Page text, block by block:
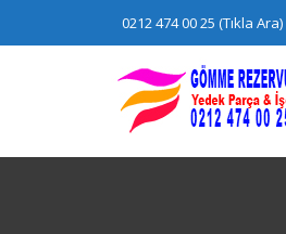
0212 474 00 25 (Tıkla Ara)